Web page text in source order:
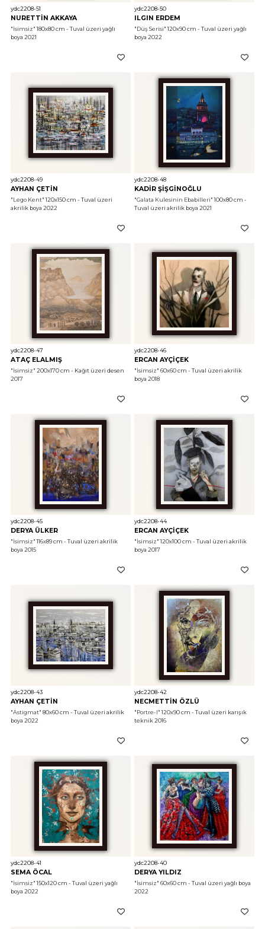
ydc2208-51
NURETTİN AKKAYA
"İsimsiz" 180x80 cm - Tuval üzeri yağlı
boya 2021
ydc2208-50
ILGIN ERDEM
"Düş Serisi" 120x90 cm - Tuval üzeri yağlı
boya 2022
ydc2208-49
AYHAN ÇETİN
"Lego Kent" 120x150 cm - Tuval üzeri
akrilik boya 2022
ydc2208-48
KADİR ŞİŞGİNOĞLU
"Galata Kulesinin Ebabilleri" 100x80 cm -
Tuval üzeri akrilik boya 2021
ydc2208-47
ATAÇ ELALMIŞ
"İsimsiz" 200x170 cm - Kağıt üzeri desen
2017
ydc2208-46
ERCAN AYÇİÇEK
"İsimsiz" 60x60 cm - Tuval üzeri akrilik
boya 2018
ydc2208-45
DERYA ÜLKER
"İsimsiz" 116x89 cm - Tuval üzeri akrilik
boya 2015
ydc2208-44
ERCAN AYÇİÇEK
"İsimsiz" 120x100 cm - Tuval üzeri akrilik
boya 2017
ydc2208-43
AYHAN ÇETİN
"Astigmat" 80x60 cm - Tuval üzeri akrilik
boya 2022
ydc2208-42
NECMETTİN ÖZLÜ
"Portre-I" 120x90 cm - Tuval üzeri karışık
teknik 2016
ydc2208-41
SEMA ÖCAL
"İsimsiz" 150x120 cm - Tuval üzeri yağlı
boya 2022
ydc2208-40
DERYA YILDIZ
"İsimsiz" 60x60 cm - Tuval üzeri yağlı boya
2022